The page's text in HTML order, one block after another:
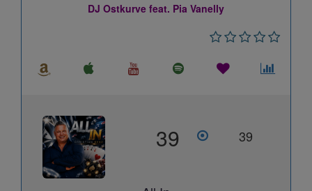
DJ Ostkurve feat. Pia Vanelly
39 39